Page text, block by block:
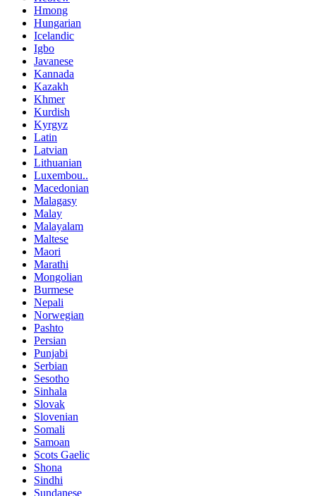
Hmong
Hungarian
Icelandic
Igbo
Javanese
Kannada
Kazakh
Khmer
Kurdish
Kyrgyz
Latin
Latvian
Lithuanian
Luxembou..
Macedonian
Malagasy
Malay
Malayalam
Maltese
Maori
Marathi
Mongolian
Burmese
Nepali
Norwegian
Pashto
Persian
Punjabi
Serbian
Sesotho
Sinhala
Slovak
Slovenian
Somali
Samoan
Scots Gaelic
Shona
Sindhi
Sundanese